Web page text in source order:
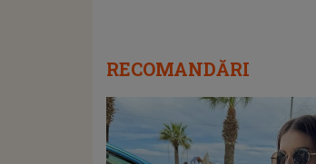
RECOMANDĂRI